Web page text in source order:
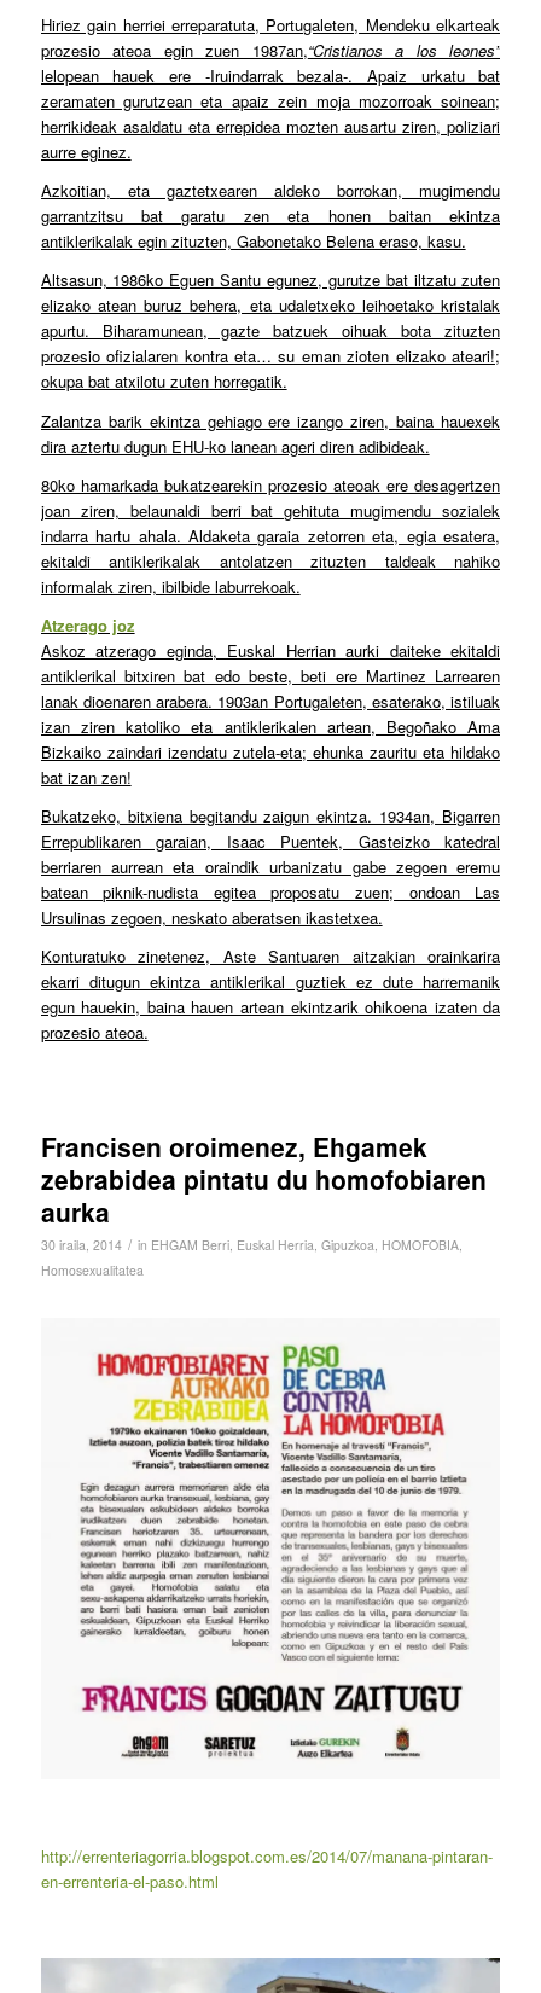
Hiriez gain herriei erreparatuta, Portugaleten, Mendeku elkarteak
prozesio ateoa egin zuen 1987an,“Cristianos a los leones”
lelopean hauek ere -Iruindarrak bezala-. Apaiz urkatu bat
zeramaten gurutzean eta apaiz zein moja mozorroak soinean;
herrikideak asaldatu eta errepidea mozten ausartu ziren, poliziari
aurre eginez.
Azkoitian, eta gaztetxearen aldeko borrokan, mugimendu
garrantzitsu bat garatu zen eta honen baitan ekintza
antiklerikalak egin zituzten, Gabonetako Belena eraso, kasu.
Altsasun, 1986ko Eguen Santu egunez, gurutze bat iltzatu zuten
elizako atean buruz behera, eta udaletxeko leihoetako kristalak
apurtu. Biharamunean, gazte batzuek oihuak bota zituzten
prozesio ofizialaren kontra eta… su eman zioten elizako ateari!;
okupa bat atxilotu zuten horregatik.
Zalantza barik ekintza gehiago ere izango ziren, baina hauexek
dira aztertu dugun EHU-ko lanean ageri diren adibideak.
80ko hamarkada bukatzearekin prozesio ateoak ere desagertzen
joan ziren, belaunaldi berri bat gehituta mugimendu sozialek
indarra hartu ahala. Aldaketa garaia zetorren eta, egia esatera,
ekitaldi antiklerikalak antolatzen zituzten taldeak nahiko
informalak ziren, ibilbide laburrekoak.
Atzerago joz
Askoz atzerago eginda, Euskal Herrian aurki daiteke ekitaldi
antiklerikal bitxiren bat edo beste, beti ere Martinez Larrearen
lanak dioenaren arabera. 1903an Portugaleten, esaterako, istiluak
izan ziren katoliko eta antiklerikalen artean, Begoñako Ama
Bizkaiko zaindari izendatu zutela-eta; ehunka zauritu eta hildako
bat izan zen!
Bukatzeko, bitxiena begitandu zaigun ekintza. 1934an, Bigarren
Errepublikaren garaian, Isaac Puentek, Gasteizko katedral
berriaren aurrean eta oraindik urbanizatu gabe zegoen eremu
batean piknik-nudista egitea proposatu zuen; ondoan Las
Ursulinas zegoen, neskato aberatsen ikastetxea.
Konturatuko zinetenez, Aste Santuaren aitzakian orainkarira
ekarri ditugun ekintza antiklerikal guztiek ez dute harremanik
egun hauekin, baina hauen artean ekintzarik ohikoena izaten da
prozesio ateoa.
Francisen oroimenez, Ehgamek
zebrabidea pintatu du homofobiaren
aurka
30 iraila, 2014 / in EHGAM Berri, Euskal Herria Gipuzkoa HOMOFOBIA,
Homosexualitatea
http://errenteriagorria.blogspot.com.es/2014/07/manana-pintaran-
en-errenteria-el-paso.html